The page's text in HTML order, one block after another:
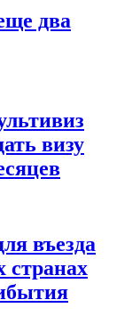
два
визу
въезда